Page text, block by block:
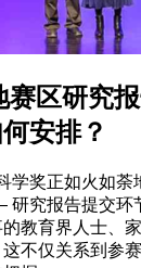
赛区研究
安排？
学奖正如火如荼
究报告提交环
教育界人士、
不仅关系到参